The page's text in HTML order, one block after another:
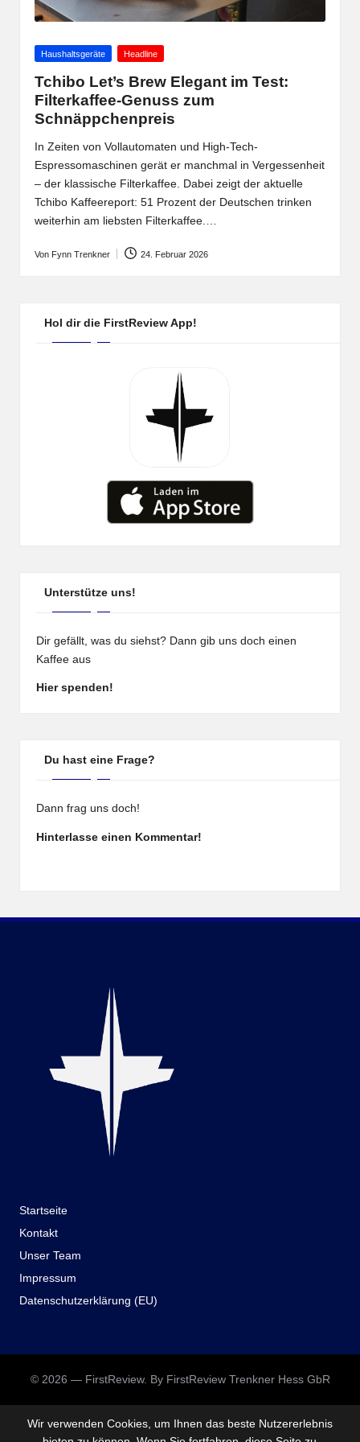
Posted
Haushaltsgeräte Headline
Tchibo Let’s Brew Elegant im Test:
Filterkaffee-Genuss zum
Schnäppchenpreis
In Zeiten von Vollautomaten und High-Tech-
Espressomaschinen gerät er manchmal in Vergessenheit
– der klassische Filterkaffee. Dabei zeigt der aktuelle
Tchibo Kaffeereport: 51 Prozent der Deutschen trinken
weiterhin am liebsten Filterkaffee.…
Posted
Von Fynn Trenkner 24. Februar 2026
Hol dir die FirstReview App!
Unterstütze uns!
Dir gefällt, was du siehst? Dann gib uns doch einen
Kaffee aus
Hier spenden!
Du hast eine Frage?
Dann frag uns doch!
Hinterlasse einen Kommentar!
Startseite
Kontakt
Unser Team
Impressum
Datenschutzerklärung (EU)
© 2026 — FirstReview. By FirstReview Trenkner Hess GbR
Wir verwenden Cookies, um Ihnen das beste Nutzererlebnis